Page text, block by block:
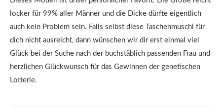
locker für 99% aller Männer und die Dicke dürfte eigentlich
auch kein Problem sein. Falls selbst diese Taschenmuschi für
dich nicht ausreicht, dann wünschen wir dir erst einmal viel
Glück bei der Suche nach der buchstäblich passenden Frau und
herzlichen Glückwunsch für das Gewinnen der genetischen
Lotterie.